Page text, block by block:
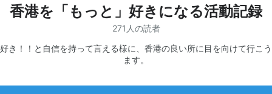
香港を「もっと」好きになる活動記録
271人の読者
き！！と自信を持って言える様に、香港の良い所に目を向けて行こ
ます。